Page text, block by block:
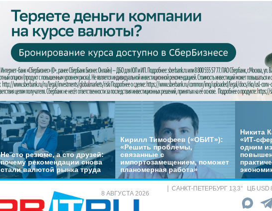
Не сто резюме, а сто друзей:
почему рекомендации снова
стали валютой рынка труда
Кирилл Тимофеев («ОБИТ»):
«Решить проблемы,
связанные с
импортозамещением, поможет
планомерная работа»
Никита
«ИТ-
одним
8 АВГУСТА 2026
САНКТ-ПЕТЕРБУРГ 13.3° ЦБ USD